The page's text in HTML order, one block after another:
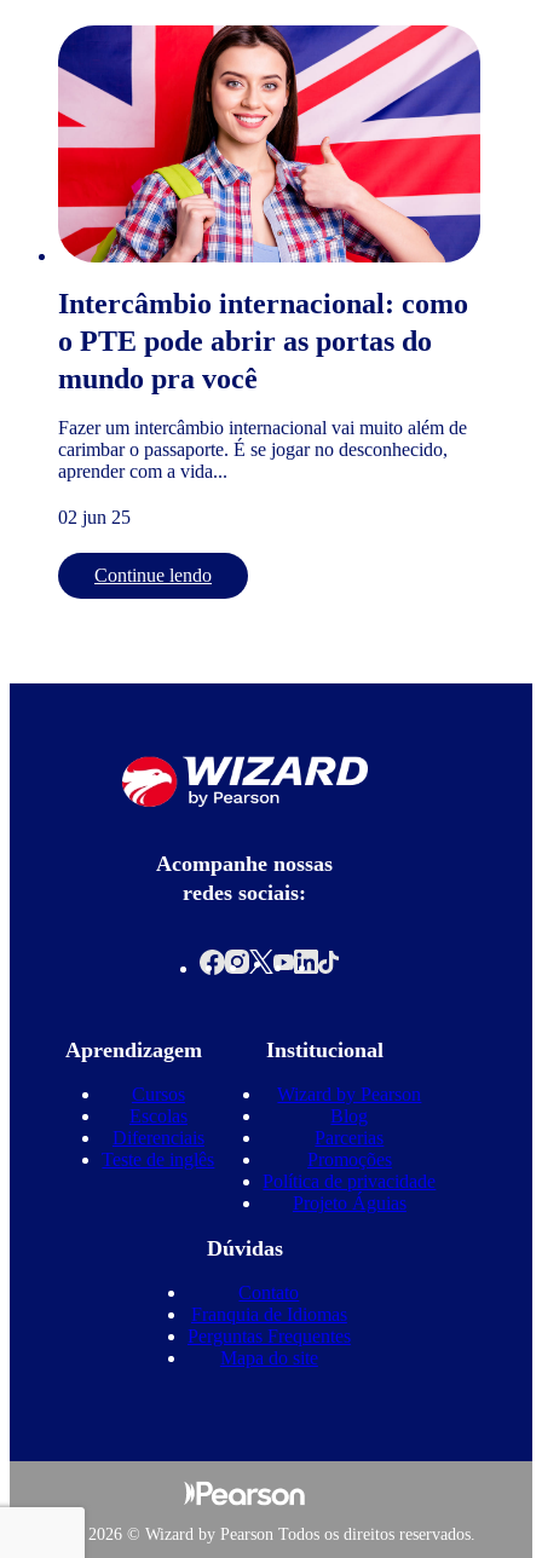
Intercâmbio internacional: como
o PTE pode abrir as portas do
mundo pra você
Fazer um intercâmbio internacional vai muito além de
carimbar o passaporte. É se jogar no desconhecido,
aprender com a vida...
02 jun 25
Continue lendo
Acompanhe nossas
redes sociais:
Aprendizagem
Cursos
Escolas
Diferenciais
Teste de inglês
Institucional
Wizard by Pearson
Blog
Parcerias
Promoções
Política de privacidade
Projeto Águias
Dúvidas
Contato
Franquia de Idiomas
Perguntas Frequentes
Mapa do site
Copyright 2026 © Wizard by Pearson Todos os direitos reservados.